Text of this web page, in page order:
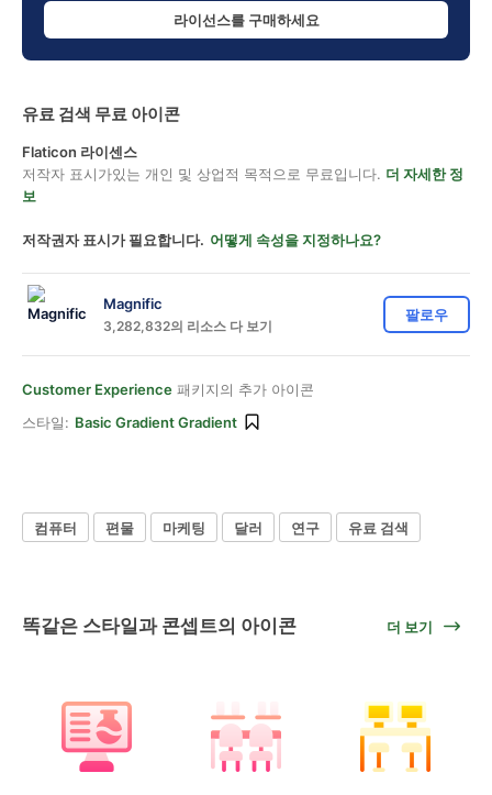
라이선스를 구매하세요
유료 검색 무료 아이콘
Flaticon 라이센스
저작자 표시가있는 개인 및 상업적 목적으로 무료입니다. 더 자세한 정
보
저작권자 표시가 필요합니다. 어떻게 속성을 지정하나요?
Magnific
3,282,832의 리소스 다 보기
팔로우
Customer Experience 패키지의 추가 아이콘
스타일: Basic Gradient Gradient
컴퓨터 편물 마케팅 달러 연구 유료 검색
똑같은 스타일과 콘셉트의 아이콘 더 보기